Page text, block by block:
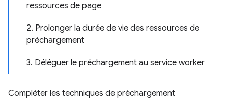
ressources de page
2. Prolonger la durée de vie des ressources de
préchargement
3. Déléguer le préchargement au service worker
Compléter les techniques de préchargement